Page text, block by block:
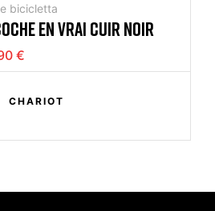
bicicletta
EN VRAI CUIR NOIR
€
CHARIOT